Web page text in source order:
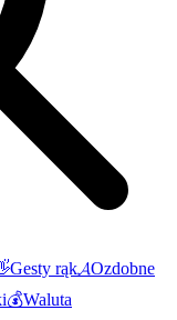
Gesty rąk𝓐Ozdobne
💰Waluta